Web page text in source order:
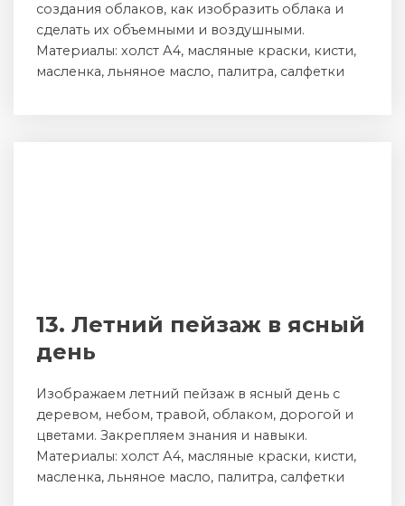
создания облаков, как изобразить облака и
сделать их объемными и воздушными.
Материалы: холст А4, масляные краски, кисти,
масленка, льняное масло, палитра, салфетки
13. Летний пейзаж в ясный
день
Изображаем летний пейзаж в ясный день с
деревом, небом, травой, облаком, дорогой и
цветами. Закрепляем знания и навыки.
Материалы: холст А4, масляные краски, кисти,
масленка, льняное масло, палитра, салфетки